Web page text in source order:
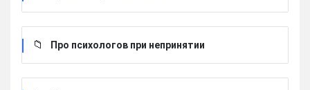
Про психологов при непринятии